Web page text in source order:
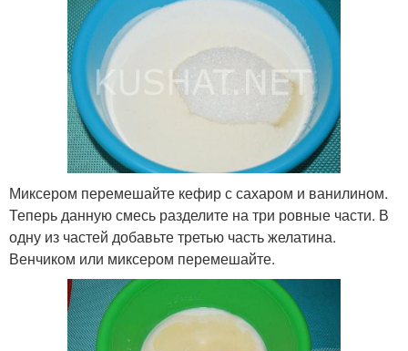
Миксером перемешайте кефир с сахаром и ванилином.
Теперь данную смесь разделите на три ровные части. В
одну из частей добавьте третью часть желатина.
Венчиком или миксером перемешайте.